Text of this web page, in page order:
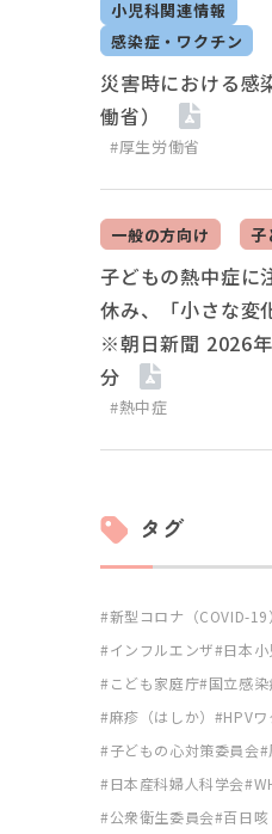
小児科関連情報
感染症・ワクチン
#厚生労働省
災害時における感
働省）
一般の方向け 子
#熱中症
子どもの熱中症
休み、「小さな変
※朝日新聞 2026
分
タグ
新型コロナ（COVID-19
インフルエンザ
日本
こども家庭庁 国立感
麻疹（はしか）
HPV
子どもの心対策委員会
日本産科婦人科学会
公衆衛生委員会 百日咳